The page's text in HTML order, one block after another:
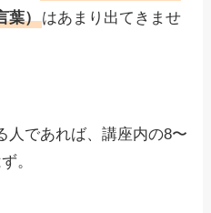
葉）はあまり出てきませ
人であれば、講座内の8〜
。